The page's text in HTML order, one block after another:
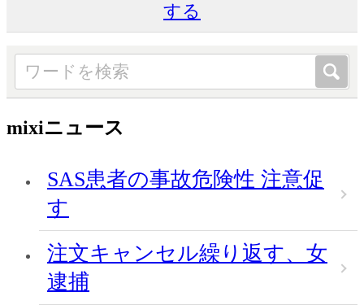
する
mixiニュース
SAS患者の事故危険性 注意促
す
注文キャンセル繰り返す、女
逮捕